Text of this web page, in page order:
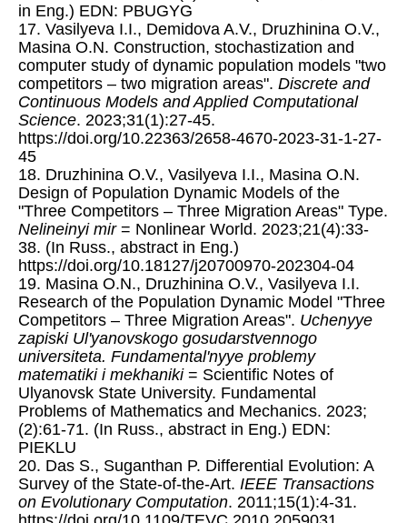
in Eng.) EDN: PBUGYG
17. Vasilyeva I.I., Demidova A.V., Druzhinina O.V.,
Masina O.N. Construction, stochastization and
computer study of dynamic population models "two
competitors – two migration areas". Discrete and
Continuous Models and Applied Computational
Science. 2023;31(1):27-45.
https://doi.org/10.22363/2658-4670-2023-31-1-27-
45
18. Druzhinina O.V., Vasilyeva I.I., Masina O.N.
Design of Population Dynamic Models of the
"Three Competitors – Three Migration Areas" Type.
Nelineinyi mir= Nonlinear World. 2023;21(4):33-
38. (In Russ., abstract in Eng.)
https://doi.org/10.18127/j20700970-202304-04
19. Masina O.N., Druzhinina O.V., Vasilyeva I.I.
Research of the Population Dynamic Model "Three
Competitors – Three Migration Areas". Uchenyye
zapiski Ul'yanovskogo gosudarstvennogo
universiteta. Fundamental'nyye problemy
matematiki i mekhaniki = Scientific Notes of
Ulyanovsk State University. Fundamental
Problems of Mathematics and Mechanics. 2023;
(2):61-71. (In Russ., abstract in Eng.) EDN:
PIEKLU
20. Das S., Suganthan P. Differential Evolution: A
Survey of the State-of-the-Art. IEEE Transactions
on Evolutionary Computation. 2011;15(1):4-31.